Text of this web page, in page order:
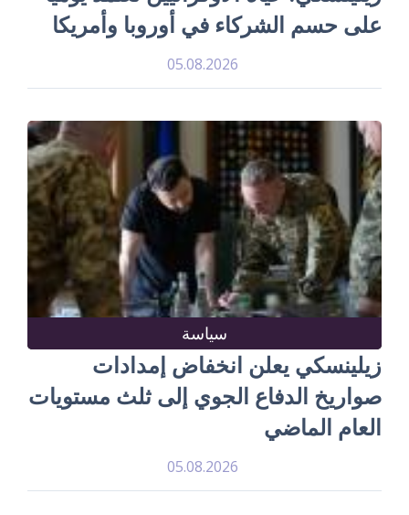
على حسم الشركاء في أوروبا وأمريكا
05.08.2026
سياسة
زيلينسكي يعلن انخفاض إمدادات
صواريخ الدفاع الجوي إلى ثلث مستويات
العام الماضي
05.08.2026